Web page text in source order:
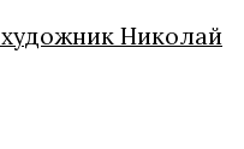
Николай